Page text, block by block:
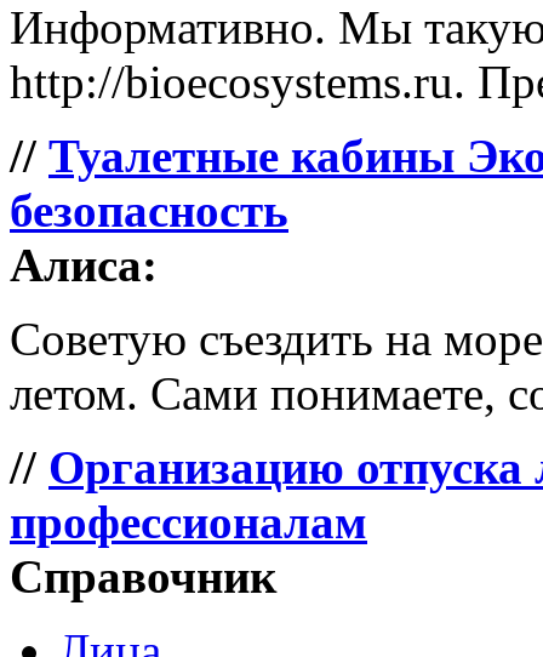
Информативно. Мы такую
http://bioecosystems.ru.
// Туалетные кабины
безопасность
Алиса:
Советую съездить на
летом. Сами понимаете,
// Организацию отпуска
профессионалам
Справочник